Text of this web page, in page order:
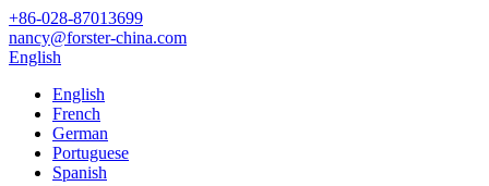
+86-028-87013699
nancy@forster-china.com
English
English
French
German
Portuguese
Spanish